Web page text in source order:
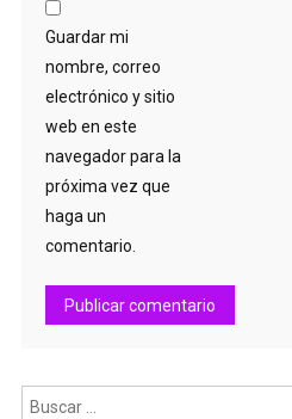
Guardar mi
nombre, correo
electrónico y sitio
web en este
navegador para la
próxima vez que
haga un
comentario.